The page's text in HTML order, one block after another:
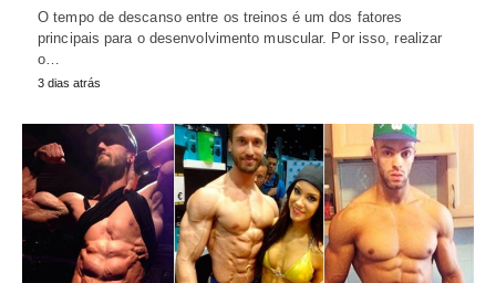
O tempo de descanso entre os treinos é um dos fatores
principais para o desenvolvimento muscular. Por isso, realizar
o…
3 dias atrás